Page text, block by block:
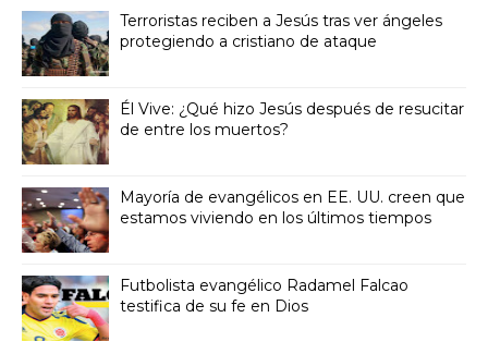
Terroristas reciben a Jesús tras ver ángeles
protegiendo a cristiano de ataque
Él Vive: ¿Qué hizo Jesús después de resucitar
de entre los muertos?
Mayoría de evangélicos en EE. UU. creen que
estamos viviendo en los últimos tiempos
Futbolista evangélico Radamel Falcao
testifica de su fe en Dios